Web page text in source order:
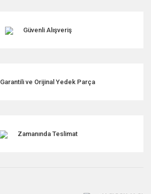
Güvenli Alışveriş
Garantili ve Orijinal Yedek Parça
Zamanında Teslimat